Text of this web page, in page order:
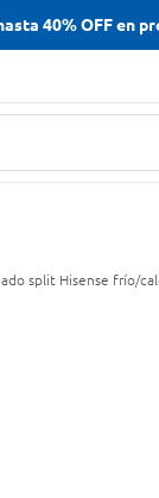
hasta 40% OFF en
split Hisense frío/